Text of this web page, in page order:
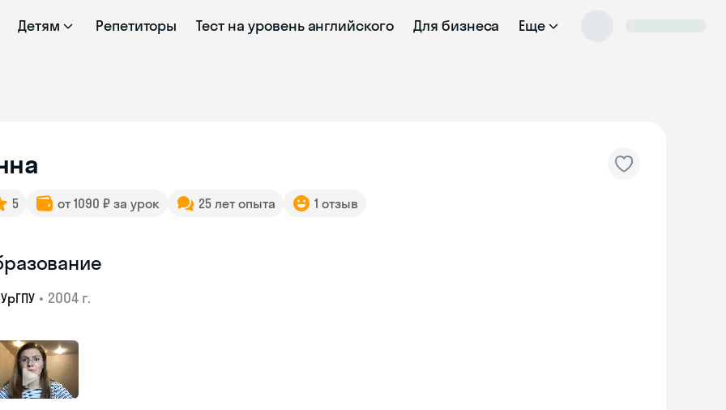
Детям Репетиторы Тест на уровень английского Для бизнеса Еще
5 от 1090 ₽ за урок 25 лет опыта 1 отзыв
УрГПУ • 2004 г.